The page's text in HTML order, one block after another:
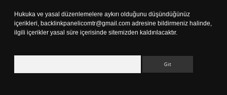
Hukuka ve yasal düzenlemelere aykırı olduğunu düşündüğünüz
içerikleri, backlinkpanelicomtr@gmail.com adresine bildirmeniz halinde,
ilgili içerikler yasal süre içerisinde sitemizden kaldırılacaktır.